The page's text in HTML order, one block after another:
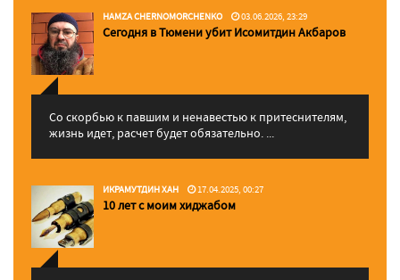
HAMZA CHERNOMORCHENKO 03.06.2026, 23:29
Сегодня в Тюмени убит Исомитдин Акбаров
Со скорбью к павшим и ненавестью к притеснителям,
жизнь идет, расчет будет обязательно. ...
ИКРАМУТДИН ХАН 17.04.2025, 00:27
10 лет с моим хиджабом